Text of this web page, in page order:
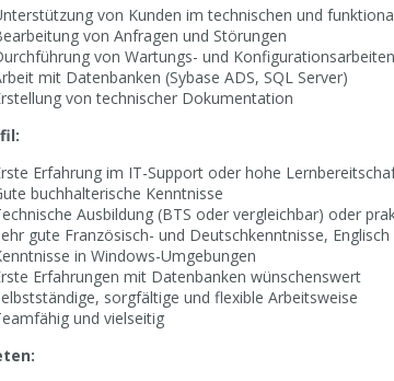
von Kunden im technischen und
von Anfragen und Störungen
von Wartungs- und Konfigurationsarbeiten
mit Datenbanken (Sybase ADS, SQL Server)
von technischer Dokumentation
Erfahrung im IT-Support oder hohe
buchhalterische Kenntnisse
Ausbildung (BTS oder vergleichbar) oder
gute Französisch- und Deutschkenntnisse,
in Windows-Umgebungen
Erfahrungen mit Datenbanken wünschenswert
sorgfältige und flexible Arbeitsweise
und vielseitig